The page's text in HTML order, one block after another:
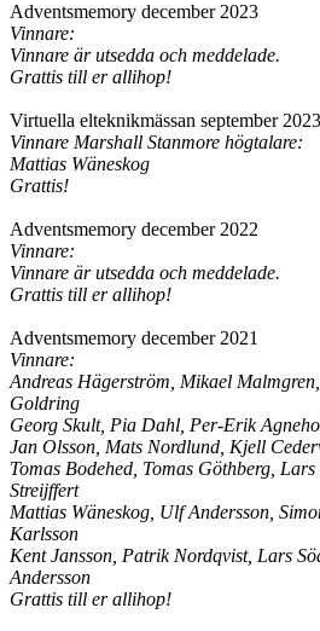
Adventsmemory december 2023
Vinnare:
Vinnare är utsedda och meddelade.
Grattis till er allihop!
Virtuella elteknikmässan september 2023
Vinnare Marshall Stanmore högtalare:
Mattias Wäneskog
Grattis!
Adventsmemory december 2022
Vinnare:
Vinnare är utsedda och meddelade.
Grattis till er allihop!
Adventsmemory december 2021
Vinnare:
Andreas Hägerström, Mikael
Goldring
Georg Skult, Pia Dahl, Per-Erik
Jan Olsson, Mats Nordlund, Kjell
Tomas Bodehed, Tomas Göthberg,
Streijffert
Mattias Wäneskog, Ulf Andersson,
Karlsson
Kent Jansson, Patrik Nordqvist, Lars
Andersson
Grattis till er allihop!